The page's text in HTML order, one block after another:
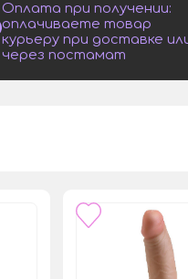
Оплата при получении:
оплачиваете товар
курьеру при доставке
через постамат